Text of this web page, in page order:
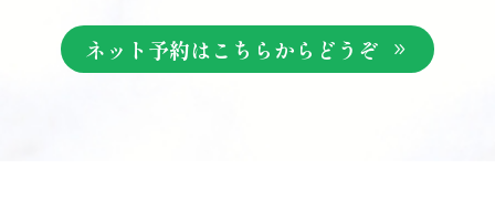
ネット予約はこちらからどうぞ